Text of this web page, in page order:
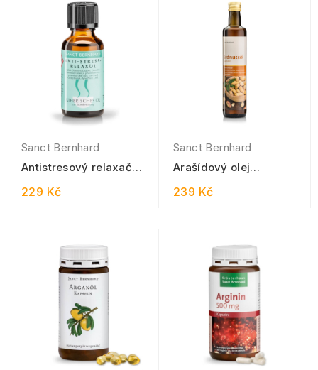
Sanct Bernhard
Antistresový relaxační
229 Kč
Sanct Bernhard
Arašídový olej
239 Kč